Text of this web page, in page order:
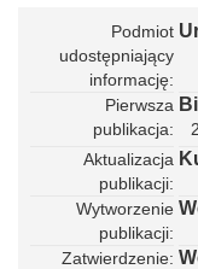
Podmiot
udostępniający
informację
Pierwsza
publikacja
Aktualizacja
publikacji
Wytworzenie
publikacji
Zatwierdzenie